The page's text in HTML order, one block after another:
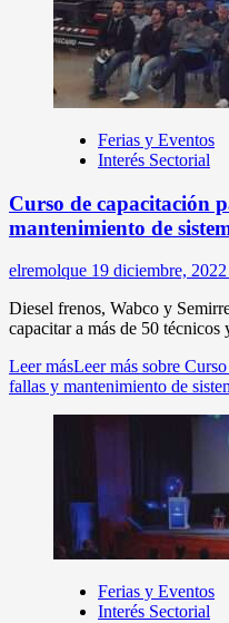
Ferias y Eventos
Interés Sectorial
Curso de capacitación
mantenimiento de
elremolque 19 diciembre, 2022
Diesel frenos, Wabco y
capacitar a más de 50 técnicos
Leer másLeer más sobre
fallas y mantenimiento de
Ferias y Eventos
Interés Sectorial